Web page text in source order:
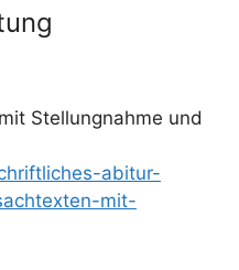
Stellungnahme und
abitur-
mit-